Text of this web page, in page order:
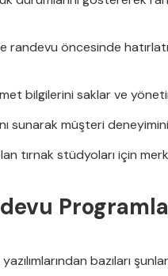
randevu öncesinde
bilgilerini saklar ve
sunarak müşteri
tırnak stüdyoları için
bazıları